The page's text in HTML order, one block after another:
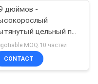
дюймов -
цельный пол
туалет
дюймов
MOQ:10 частей
CONTACT